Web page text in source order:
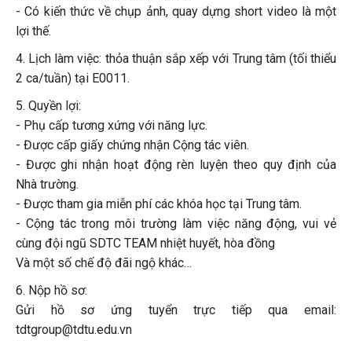
- Có kiến thức về chụp ảnh, quay dựng short video là một
lợi thế.
4. Lịch làm việc: thỏa thuận sắp xếp với Trung tâm (tối thiểu
2 ca/tuần) tại E0011.
5. Quyền lợi:
- Phụ cấp tương xứng với năng lực.
- Được cấp giấy chứng nhận Cộng tác viên.
- Được ghi nhận hoạt động rèn luyện theo quy định của
Nhà trường.
- Được tham gia miễn phí các khóa học tại Trung tâm.
- Cộng tác trong môi trường làm việc năng động, vui vẻ
cùng đội ngũ SDTC TEAM nhiệt huyết, hòa đồng
Và một số chế độ đãi ngộ khác…
6. Nộp hồ sơ:
Gửi hồ sơ ứng tuyển trực tiếp qua email:
tdtgroup@tdtu.edu.vn